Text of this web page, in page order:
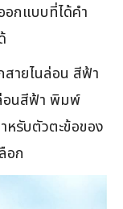
อกแบบที่ได้คำ
ายไนล่อน สีฟ้า
อนสีฟ้า พิมพ์
หรับตัวตะข้อของ
อก